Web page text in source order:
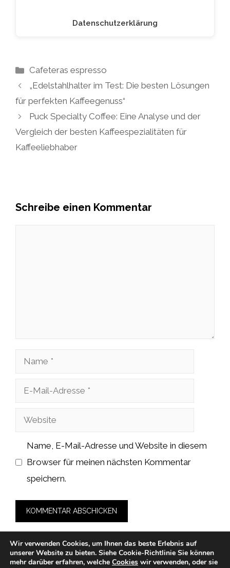
Datenschutzerklärung
Kategorien
Cafeteras espresso
„Edelstahlhalter im Test: Die besten Lösungen
für perfekten Kaffeegenuss“
Puck Specialty Coffee: Eine Analyse und der
Vergleich der besten Kaffeespezialitäten für
Kaffeeliebhaber
Schreibe einen Kommentar
Name
Adresse
Website
Name, E-Mail-Adresse und Website in diesem
Browser für meinen nächsten Kommentar
speichern.
Wir verwenden Cookies, um Ihnen das beste Erlebnis auf
unserer Website zu bieten. Siehe Cookie-Richtlinie Sie können
mehr darüber erfahren, welche Cookies wir verwenden, oder sie